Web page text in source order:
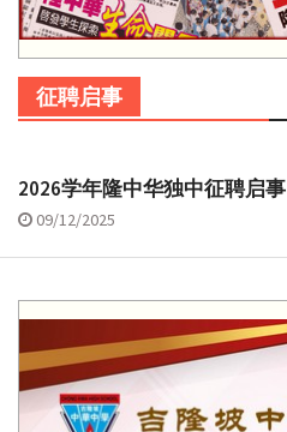
征聘启事
2026学年隆中华独中征聘启事
09/12/2025